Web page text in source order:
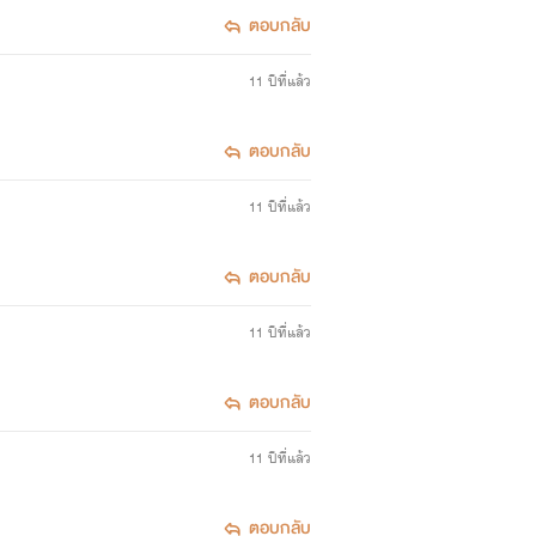
ตอบกลับ
11 ปีที่แล้ว
ตอบกลับ
11 ปีที่แล้ว
ตอบกลับ
11 ปีที่แล้ว
ตอบกลับ
11 ปีที่แล้ว
ตอบกลับ